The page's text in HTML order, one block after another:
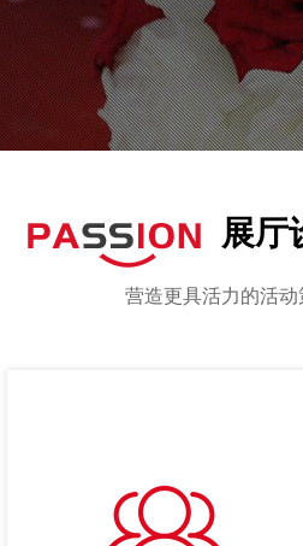
展厅
营造更具活力的活